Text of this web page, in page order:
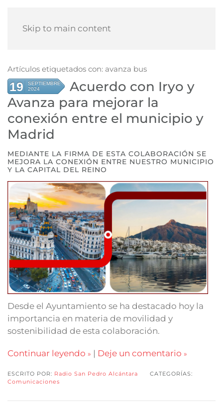
Skip to main content
Artículos etiquetados con: avanza bus
19
SEPTIEMBRE
2024
Acuerdo con Iryo y
Avanza para mejorar la
conexión entre el municipio y
Madrid
MEDIANTE LA FIRMA DE ESTA COLABORACIÓN SE
MEJORA LA CONEXIÓN ENTRE NUESTRO MUNICIPIO
Y LA CAPITAL DEL REINO
Desde el Ayuntamiento se ha destacado hoy la
importancia en materia de movilidad y
sostenibilidad de esta colaboración.
Continuar leyendo | Deje un comentario
ESCRITO POR: Radio San Pedro Alcántara
CATEGORÍAS:
Comunicaciones